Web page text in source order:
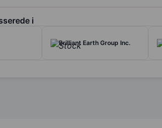
i
Brilliant Earth Group Inc.